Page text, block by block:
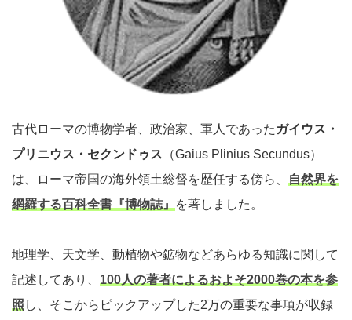
古代ローマの博物学者、政治家、軍人であった ガイウス・
プリニウス・セクンドゥス （Gaius Plinius Secundus）
は、ローマ帝国の海外領土総督を歴任する傍ら、
自然界を
網羅する百科全書『博物誌』
を著しました。
地理学、天文学、動植物や鉱物などあらゆる知識に関して
記述してあり、 100人の著者によるおよそ2000巻の本を参
照 し、そこからピックアップした2万の重要な事項が収録